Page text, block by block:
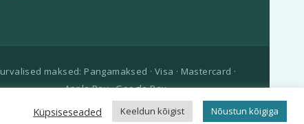
maksed: Pangamaksed · Visa · Mastercard ·
Apple Pay · Google Pay
Küpsiseseaded Keeldun kõigist Nõustun kõigiga